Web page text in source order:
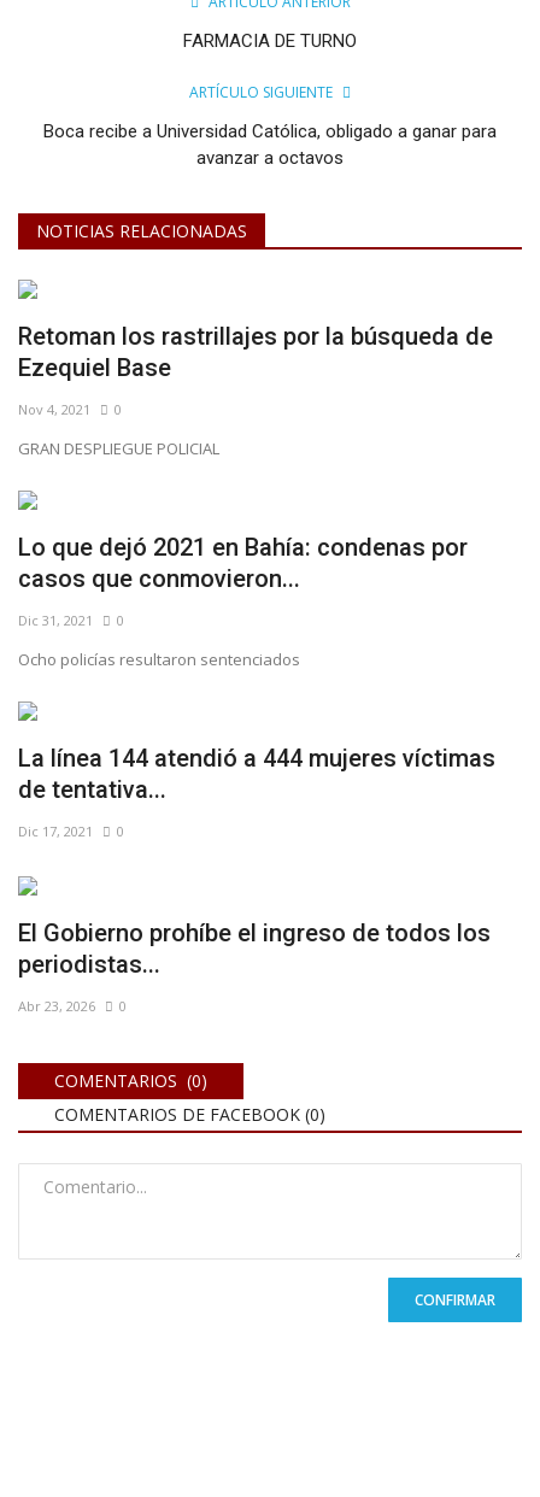
FARMACIA DE TURNO
ARTÍCULO SIGUIENTE
Boca recibe a Universidad Católica, obligado a ganar para
avanzar a octavos
NOTICIAS RELACIONADAS
Retoman los rastrillajes por la búsqueda de
Ezequiel Base
Nov 4, 2021 0
GRAN DESPLIEGUE POLICIAL
Lo que dejó 2021 en Bahía: condenas por
casos que conmovieron...
Dic 31, 2021 0
Ocho policías resultaron sentenciados
La línea 144 atendió a 444 mujeres víctimas
de tentativa...
Dic 17, 2021 0
El Gobierno prohíbe el ingreso de todos los
periodistas...
Abr 23, 2026 0
COMENTARIOS (0)
COMENTARIOS DE FACEBOOK (0)
CONFIRMAR